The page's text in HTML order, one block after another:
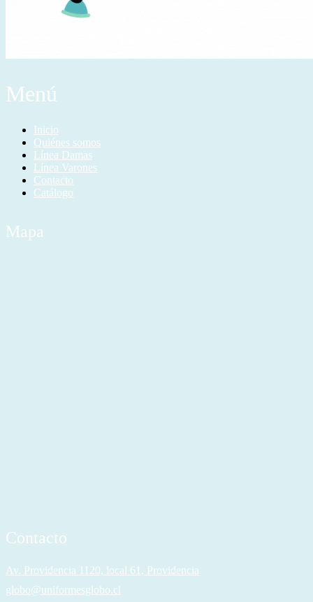
Menú
Inicio
Quiénes somos
Línea Damas
Línea Varones
Contacto
Catálogo
Mapa
Contacto
Av. Providencia 1120, local 61, Providencia
globo@uniformesglobo.cl